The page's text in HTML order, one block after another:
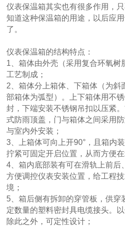
仪表保温箱其实也有很多作用，
知道这种保温箱的用途，以后应
了。
仪表保温箱的结构特点：
1、箱体由外壳（采用复合环氧树
工艺制成；
2、箱体分上箱体、下箱体（为斜
部箱体为弧型）。上下箱体用不
封，下端安装不锈钢吊扣以压紧
式防雨顶盖，门与箱体之间采用
与室内外安装；
3、上箱体可向上开90°，且箱内
拧紧可固定开启位置，从而方便
4、箱内底部装有可在滑轨上前后
方便调控仪表安装位置，给工程
境；
5、箱后侧有拆卸的穿管板，供穿
定数量的塑料密封具电缆接头。
除此之外，可定性设计；